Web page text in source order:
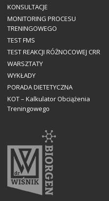
KONSULTACJE
MONITORING PROCESU
TRENINGOWEGO
TEST FMS
TEST REAKCJI RÓŻNOCOWEJ CRR
WARSZTATY
WYKŁADY
PORADA DIETETYCZNA
KOT – Kalkulator Obciążenia
Treningowego